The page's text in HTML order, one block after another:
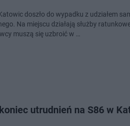
doszło do wypadku z udziałem
Na miejscu działają służby
muszą się uzbroić w …
utrudnień na S86 w